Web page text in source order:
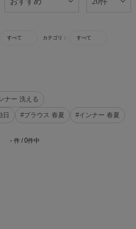
すべて カテゴリ： すべて
ナー 洗える
日 #ブラウス 春夏 #インナー 春夏
- 件 / 0件中